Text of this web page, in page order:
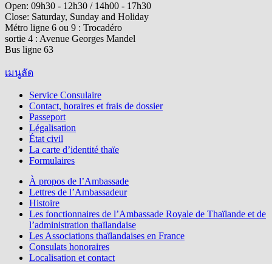
Open: 09h30 - 12h30 / 14h00 - 17h30
Close: Saturday, Sunday and Holiday
Métro ligne 6 ou 9 : Trocadéro
sortie 4 : Avenue Georges Mandel
Bus ligne 63
เมนูลัด
Service Consulaire
Contact, horaires et frais de dossier
Passeport
Légalisation
État civil
La carte d’identité thaïe
Formulaires
À propos de l’Ambassade
Lettres de l’Ambassadeur
Histoire
Les fonctionnaires de l’Ambassade Royale de Thaïlande et de
l’administration thaïlandaise
Les Associations thaïlandaises en France
Consulats honoraires
Localisation et contact